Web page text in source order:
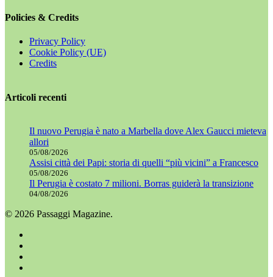
Policies & Credits
Privacy Policy
Cookie Policy (UE)
Credits
Articoli recenti
Il nuovo Perugia è nato a Marbella dove Alex Gaucci mieteva
allori
05/08/2026
Assisi città dei Papi: storia di quelli “più vicini” a Francesco
05/08/2026
Il Perugia è costato 7 milioni. Borras guiderà la transizione
04/08/2026
© 2026 Passaggi Magazine.